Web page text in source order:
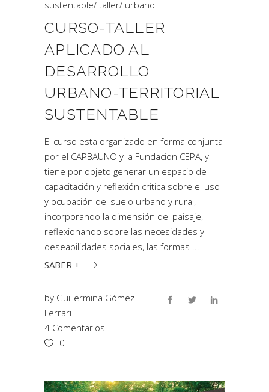
sustentable/ taller/ urbano
CURSO-TALLER
APLICADO AL
DESARROLLO
URBANO-TERRITORIAL
SUSTENTABLE
El curso esta organizado en forma conjunta
por el CAPBAUNO y la Fundacion CEPA, y
tiene por objeto generar un espacio de
capacitación y reflexión critica sobre el uso
y ocupación del suelo urbano y rural,
incorporando la dimensión del paisaje,
reflexionando sobre las necesidades y
deseabilidades sociales, las formas
SABER +
by Guillermina Gómez
Ferrari
4 Comentarios
0